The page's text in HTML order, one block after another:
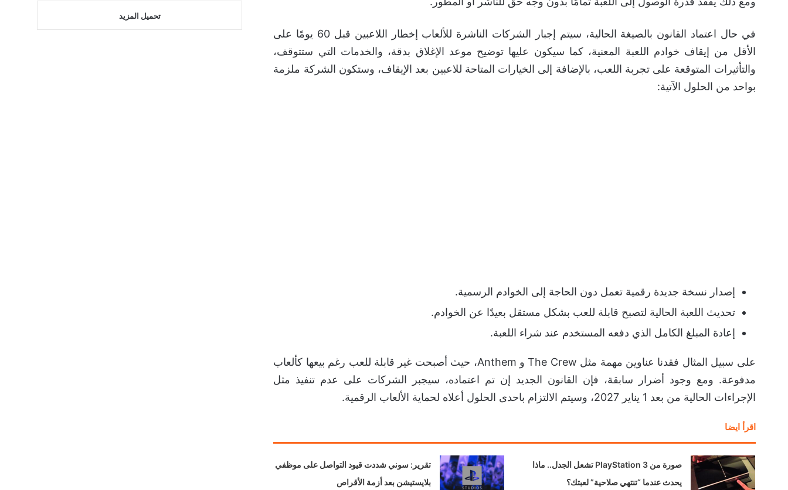
في حال اعتماد القانون بالصيغة الحالية، سيتم إجبار الشركات الناشرة للألعاب إخطار اللاعبين قبل 60 يومًا على
الأقل من إيقاف خوادم اللعبة المعنية، كما سيكون عليها توضيح موعد الإغلاق بدقة، والخدمات التي ستتوقف،
والتأثيرات المتوقعة على تجربة اللعب، بالإضافة إلى الخيارات المتاحة للاعبين بعد الإيقاف، وستكون الشركة ملزمة
بواحد من الحلول الآتية:
إصدار نسخة جديدة رقمية تعمل دون الحاجة إلى الخوادم الرسمية.
تحديث اللعبة الحالية لتصبح قابلة للعب بشكل مستقل بعيدًا عن الخوادم.
إعادة المبلغ الكامل الذي دفعه المستخدم عند شراء اللعبة.
على سبيل المثال فقدنا عناوين مهمة مثل The Crew و Anthem، حيث أصبحت غير قابلة للعب رغم بيعها كألعاب
مدفوعة. ومع وجود أضرار سابقة، فإن القانون الجديد إن تم اعتماده، سيجبر الشركات على عدم تنفيذ مثل
الإجراءات الحالية من بعد 1 يناير 2027، وسيتم الالتزام باحدى الحلول أعلاه لحماية الألعاب الرقمية.
اقرأ ايضا
صورة من PlayStation 3 تشعل الجدل.. ماذا
يحدث عندما “تنتهي صلاحية” لعبتك؟
تقرير: سوني شددت قيود التواصل على موظفي
بلايستيشن بعد أزمة الأقراص
تحميل المزيد